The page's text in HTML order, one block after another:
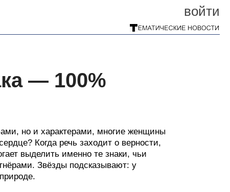
войти
— 100%
но и характерами, многие женщины
Когда речь заходит о верности,
выделить именно те знаки, чьи
Звёзды подсказывают: у